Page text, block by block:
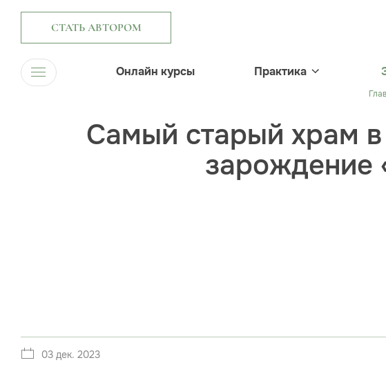
СТАТЬ АВТОРОМ
Онлайн курсы Практика
Самый старый храм
зарождение
03 дек. 2023